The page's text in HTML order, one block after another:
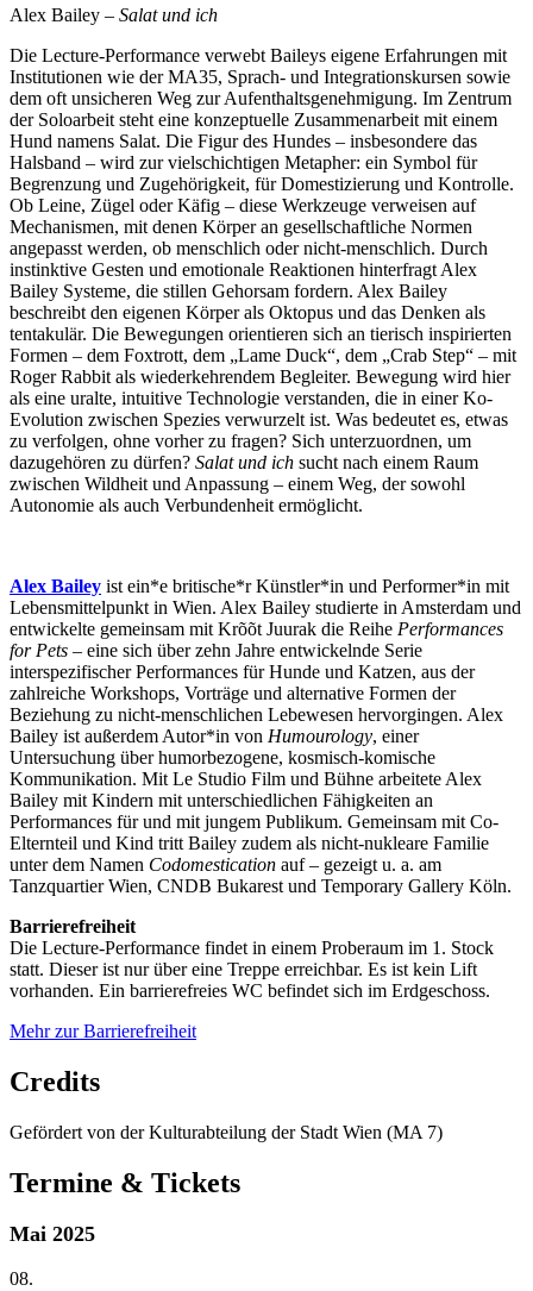
Alex Bailey – Salat und ich
Die Lecture-Performance verwebt Baileys eigene Erfahrungen mit
Institutionen wie der MA35, Sprach- und Integrationskursen sowie
dem oft unsicheren Weg zur Aufenthaltsgenehmigung. Im Zentrum
der Soloarbeit steht eine konzeptuelle Zusammenarbeit mit einem
Hund namens Salat. Die Figur des Hundes – insbesondere das
Halsband – wird zur vielschichtigen Metapher: ein Symbol für
Begrenzung und Zugehörigkeit, für Domestizierung und Kontrolle.
Ob Leine, Zügel oder Käfig – diese Werkzeuge verweisen auf
Mechanismen, mit denen Körper an gesellschaftliche Normen
angepasst werden, ob menschlich oder nicht-menschlich. Durch
instinktive Gesten und emotionale Reaktionen hinterfragt Alex
Bailey Systeme, die stillen Gehorsam fordern. Alex Bailey
beschreibt den eigenen Körper als Oktopus und das Denken als
tentakulär. Die Bewegungen orientieren sich an tierisch inspirierten
Formen – dem Foxtrott, dem „Lame Duck“, dem „Crab Step“ – mit
Roger Rabbit als wiederkehrendem Begleiter. Bewegung wird hier
als eine uralte, intuitive Technologie verstanden, die in einer Ko-
Evolution zwischen Spezies verwurzelt ist. Was bedeutet es, etwas
zu verfolgen, ohne vorher zu fragen? Sich unterzuordnen, um
dazugehören zu dürfen? Salat und ich sucht nach einem Raum
zwischen Wildheit und Anpassung – einem Weg, der sowohl
Autonomie als auch Verbundenheit ermöglicht.
Alex Bailey ist ein*e britische*r Künstler*in und Performer*in mit
Lebensmittelpunkt in Wien. Alex Bailey studierte in Amsterdam und
entwickelte gemeinsam mit Krõõt Juurak die Reihe Performances
for Pets – eine sich über zehn Jahre entwickelnde Serie
interspezifischer Performances für Hunde und Katzen, aus der
zahlreiche Workshops, Vorträge und alternative Formen der
Beziehung zu nicht-menschlichen Lebewesen hervorgingen. Alex
Bailey ist außerdem Autor*in von Humourology, einer
Untersuchung über humorbezogene, kosmisch-komische
Kommunikation. Mit Le Studio Film und Bühne arbeitete Alex
Bailey mit Kindern mit unterschiedlichen Fähigkeiten an
Performances für und mit jungem Publikum. Gemeinsam mit Co-
Elternteil und Kind tritt Bailey zudem als nicht-nukleare Familie
unter dem Namen Codomestication auf – gezeigt u. a. am
Tanzquartier Wien, CNDB Bukarest und Temporary Gallery Köln.
Barrierefreiheit
Die Lecture-Performance findet in einem Proberaum im 1. Stock
statt. Dieser ist nur über eine Treppe erreichbar. Es ist kein Lift
vorhanden. Ein barrierefreies WC befindet sich im Erdgeschoss.
Mehr zur Barrierefreiheit
Credits
Gefördert von der Kulturabteilung der Stadt Wien (MA 7)
Termine & Tickets
Mai 2025
08.